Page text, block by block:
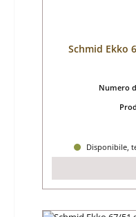
Schmid Ekko
Numero
Disponibile,